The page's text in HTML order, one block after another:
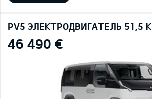
PV5 ЭЛЕКТРОДВИГАТЕЛЬ 51,5
46 490 €